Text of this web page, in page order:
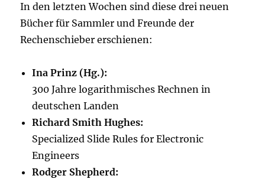
In den letzten Wochen sind diese drei neuen
Bücher für Sammler und Freunde der
Rechenschieber erschienen:
Ina Prinz (Hg.):
300 Jahre logarithmisches Rechnen in
deutschen Landen
Richard Smith Hughes:
Specialized Slide Rules for Electronic
Engineers
Rodger Shepherd: